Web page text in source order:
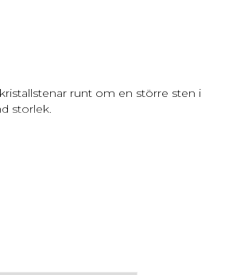
runt om en större sten i
storlek.